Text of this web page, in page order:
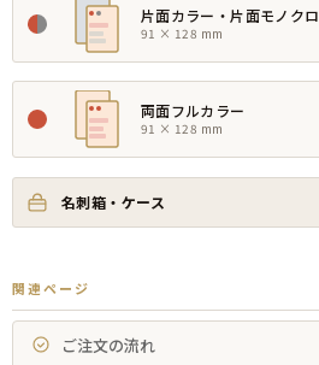
片面カラー・片面モノクロ
91 × 128 mm
両面フルカラー
91 × 128 mm
名刺箱・ケース
関連ページ
ご注文の流れ